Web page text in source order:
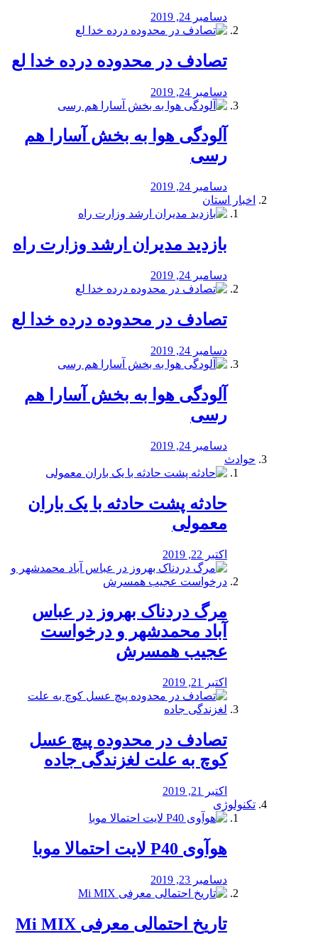
دسامبر 24, 2019
تصادف در محدوده درده خدا لع
دسامبر 24, 2019
آلودگی هوا به بخش آسارا هم
رسی
دسامبر 24, 2019
اخبار استان
بازدید مدیران ارشد وزارت راه
دسامبر 24, 2019
تصادف در محدوده درده خدا لع
دسامبر 24, 2019
آلودگی هوا به بخش آسارا هم
رسی
دسامبر 24, 2019
حوادث
️حادثه پشت حادثه با یک باران
معمولی
اکتبر 22, 2019
مرگ دردناک بهروز در عباس
آباد محمدشهر و درخواست
عجیب همسرش
اکتبر 21, 2019
تصادف در محدوده پیچ عسل
کوچ به علت لغزندگی جاده
اکتبر 21, 2019
تکنولوژی
هوآوی P40 لایت احتمالا موبا
دسامبر 23, 2019
تاریخ احتمالی معرفی Mi MIX